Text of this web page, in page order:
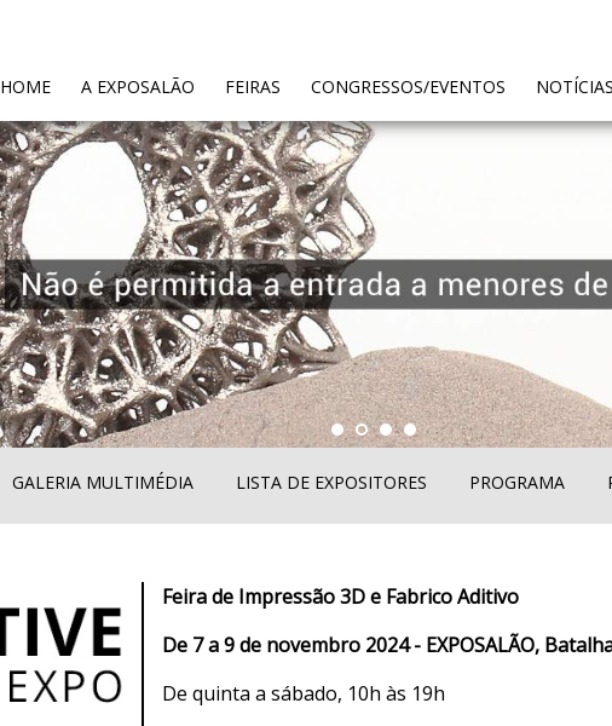
HOME(CURRENT)
A EXPOSALÃO FEIRAS CONGRESSOS/EVENTOS NOTÍCIAS
GALERIA MULTIMÉDIA LISTA DE EXPOSITORES PROGRAMA
Feira de Impressão 3D e Fabrico Aditivo
De 7 a 9 de novembro 2024 - EXPOSALÃO,
De quinta a sábado, 10h às 19h